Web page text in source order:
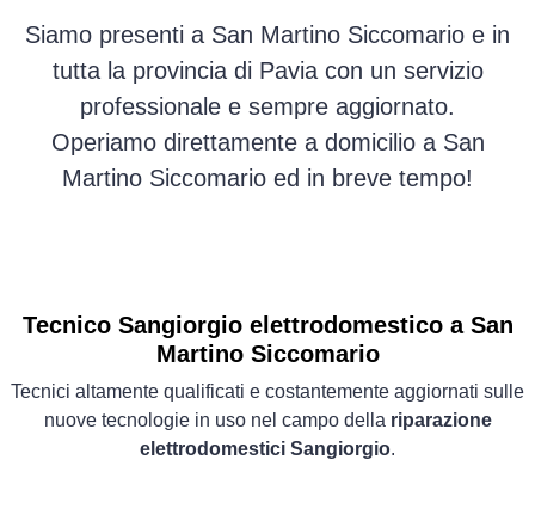
Siamo presenti a San Martino Siccomario e in
tutta la provincia di Pavia con un servizio
professionale e sempre aggiornato.
Operiamo direttamente a domicilio a San
Martino Siccomario ed in breve tempo!
Tecnico Sangiorgio elettrodomestico a San
Martino Siccomario
Tecnici altamente qualificati e costantemente aggiornati sulle
nuove tecnologie in uso nel campo della riparazione
elettrodomestici Sangiorgio.